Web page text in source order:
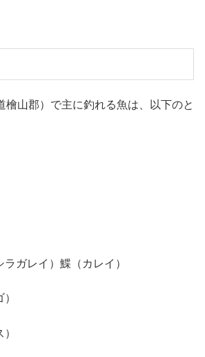
檜山郡）で主に釣れる魚は、以下のと
ガレイ）鰈（カレイ）